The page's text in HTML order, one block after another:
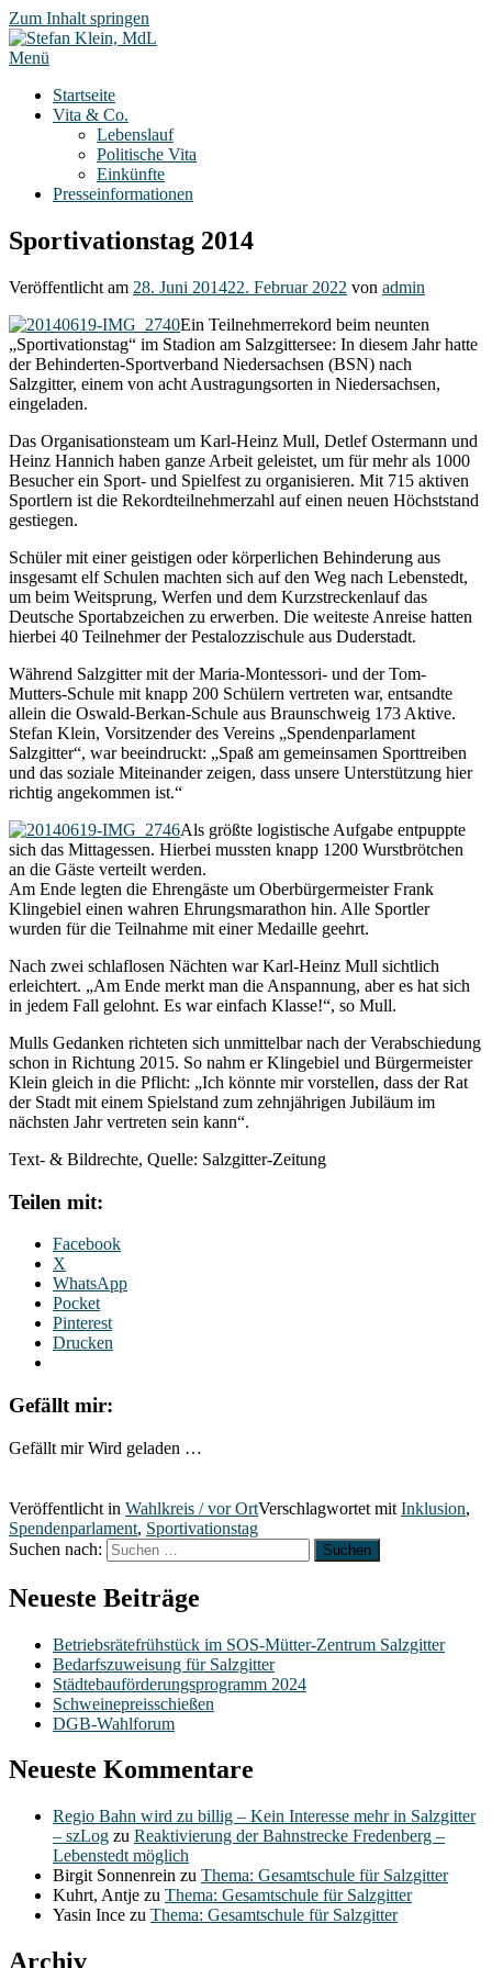
Zum Inhalt springen
Menü
Startseite
Vita & Co.
Lebenslauf
Politische Vita
Einkünfte
Presseinformationen
Sportivationstag 2014
Veröffentlicht am 28. Juni 201422. Februar 2022 von admin
Ein Teilnehmerrekord beim neunten
„Sportivationstag“ im Stadion am Salzgittersee: In diesem Jahr hatte
der Behinderten-Sportverband Niedersachsen (BSN) nach
Salzgitter, einem von acht Austragungsorten in Niedersachsen,
eingeladen.
Das Organisationsteam um Karl-Heinz Mull, Detlef Ostermann und
Heinz Hannich haben ganze Arbeit geleistet, um für mehr als 1000
Besucher ein Sport- und Spielfest zu organisieren. Mit 715 aktiven
Sportlern ist die Rekordteilnehmerzahl auf einen neuen Höchststand
gestiegen.
Schüler mit einer geistigen oder körperlichen Behinderung aus
insgesamt elf Schulen machten sich auf den Weg nach Lebenstedt,
um beim Weitsprung, Werfen und dem Kurzstreckenlauf das
Deutsche Sportabzeichen zu erwerben. Die weiteste Anreise hatten
hierbei 40 Teilnehmer der Pestalozzischule aus Duderstadt.
Während Salzgitter mit der Maria-Montessori- und der Tom-
Mutters-Schule mit knapp 200 Schülern vertreten war, entsandte
allein die Oswald-Berkan-Schule aus Braunschweig 173 Aktive.
Stefan Klein, Vorsitzender des Vereins „Spendenparlament
Salzgitter“, war beeindruckt: „Spaß am gemeinsamen Sporttreiben
und das soziale Miteinander zeigen, dass unsere Unterstützung hier
richtig angekommen ist.“
Als größte logistische Aufgabe entpuppte
sich das Mittagessen. Hierbei mussten knapp 1200 Wurstbrötchen
an die Gäste verteilt werden.
Am Ende legten die Ehrengäste um Oberbürgermeister Frank
Klingebiel einen wahren Ehrungsmarathon hin. Alle Sportler
wurden für die Teilnahme mit einer Medaille geehrt.
Nach zwei schlaflosen Nächten war Karl-Heinz Mull sichtlich
erleichtert. „Am Ende merkt man die Anspannung, aber es hat sich
in jedem Fall gelohnt. Es war einfach Klasse!“, so Mull.
Mulls Gedanken richteten sich unmittelbar nach der Verabschiedung
schon in Richtung 2015. So nahm er Klingebiel und Bürgermeister
Klein gleich in die Pflicht: „Ich könnte mir vorstellen, dass der Rat
der Stadt mit einem Spielstand zum zehnjährigen Jubiläum im
nächsten Jahr vertreten sein kann“.
Text- & Bildrechte, Quelle: Salzgitter-Zeitung
Teilen mit:
Facebook
X
WhatsApp
Pocket
Pinterest
Drucken
Gefällt mir:
Gefällt mir Wird geladen …
Veröffentlicht in Wahlkreis / vor OrtVerschlagwortet mit Inklusion,
Spendenparlament, Sportivationstag
Suchen nach:
Neueste Beiträge
Betriebsrätefrühstück im SOS-Mütter-Zentrum Salzgitter
Bedarfszuweisung für Salzgitter
Städtebauförderungsprogramm 2024
Schweinepreisschießen
DGB-Wahlforum
Neueste Kommentare
Regio Bahn wird zu billig – Kein Interesse mehr in Salzgitter
– szLog zu Reaktivierung der Bahnstrecke Fredenberg –
Lebenstedt möglich
Birgit Sonnenrein zu Thema: Gesamtschule für Salzgitter
Kuhrt, Antje zu Thema: Gesamtschule für Salzgitter
Yasin Ince zu Thema: Gesamtschule für Salzgitter
Archiv